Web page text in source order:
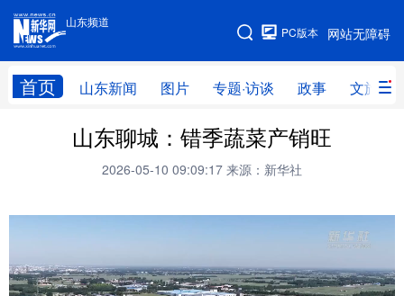
山东频道
网站无障碍
PC版本
首页 山东新闻 图片 专题·访谈 政事 文旅
手机版
网站地图
学习进行时 高层 时政
财经 网评
台湾 思客智库 全球连线 教育
健康 军事 访谈 视频
山东聊城：错季蔬菜产销旺
2026-05-10 09:09:17 来源：新华社